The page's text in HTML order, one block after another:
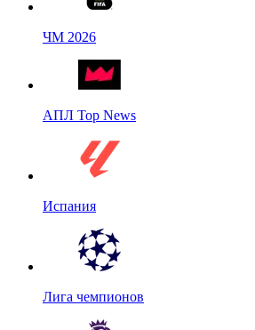
ЧМ 2026
АПЛ Top News
Испания
Лига чемпионов